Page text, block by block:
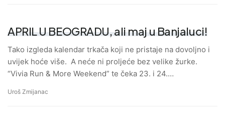
APRIL U BEOGRADU, ali maj u Banjaluci!
Tako izgleda kalendar trkača koji ne pristaje na dovoljno i
uvijek hoće više. A neće ni proljeće bez velike žurke.
“Vivia Run & More Weekend” te čeka 23. i 24.…
Uroš Zmijanac